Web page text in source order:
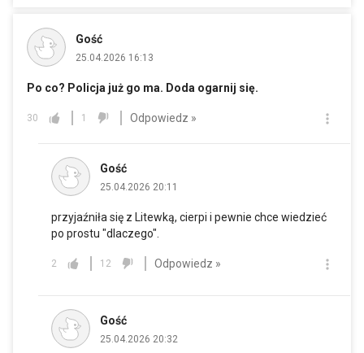
Gość
25.04.2026 16:13
Po co? Policja już go ma. Doda ogarnij się.
30 1 Odpowiedz »
Gość
25.04.2026 20:11
przyjaźniła się z Litewką, cierpi i pewnie chce wiedzieć
po prostu "dlaczego".
2 12 Odpowiedz »
Gość
25.04.2026 20:32